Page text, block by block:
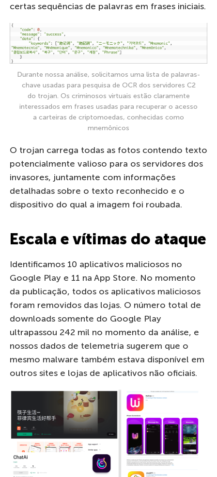
certas sequências de palavras em frases iniciais.
Durante nossa análise, solicitamos uma lista de palavras-
chave usadas para pesquisa de OCR dos servidores C2
do trojan. Os criminosos virtuais estão claramente
interessados em frases usadas para recuperar o acesso
a carteiras de criptomoedas, conhecidas como
mnemônicos
O trojan carrega todas as fotos contendo texto
potencialmente valioso para os servidores dos
invasores, juntamente com informações
detalhadas sobre o texto reconhecido e o
dispositivo do qual a imagem foi roubada.
Escala e vítimas do ataque
Identificamos 10 aplicativos maliciosos no
Google Play e 11 na App Store. No momento
da publicação, todos os aplicativos maliciosos
foram removidos das lojas. O número total de
downloads somente do Google Play
ultrapassou 242 mil no momento da análise, e
nossos dados de telemetria sugerem que o
mesmo malware também estava disponível em
outros sites e lojas de aplicativos não oficiais.